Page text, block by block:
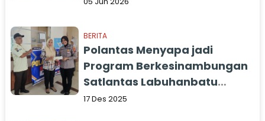
BERITA
Polantas Menyapa jadi
Program Berkesinambungan
Satlantas Labuhanbatu
dalam Memberikan
17 Des 2025